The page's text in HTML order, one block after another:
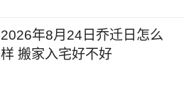
2026年8月24日乔迁日怎么
样 搬家入宅好不好